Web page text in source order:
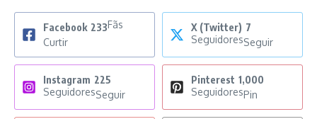
Facebook 233Fãs
Curtir
X (Twitter) 7
SeguidoresSeguir
Instagram 225
SeguidoresSeguir
Pinterest 1,000
SeguidoresPin